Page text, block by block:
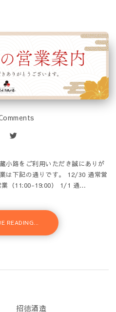
小路をご利用いただき誠にありが
は下記の通りです。 12/30 通常営
業（11:00-19:00） 1/1 通…
READING...
招德酒造